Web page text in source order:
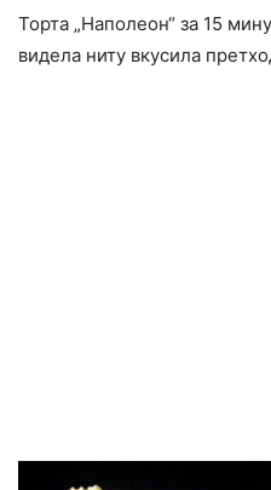
Торта „Наполеон“ за 15
видела ниту вкусила